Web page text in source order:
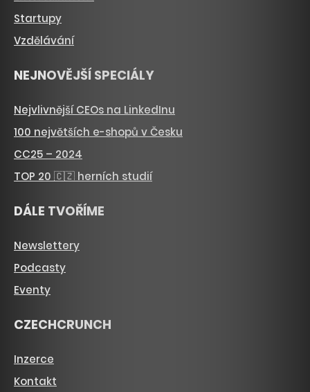
Startupy
Vzdělávání
NEJNOVĚJŠÍ SPECIÁLY
Nejvlivnější CEOs na LinkedInu
100 největších e-shopů v Česku
CC25 – 2024
TOP 20 🇨🇿 herních studií
DÁLE TVOŘÍME
Newslettery
Podcasty
Eventy
CZECHCRUNCH
Inzerce
Kontakt